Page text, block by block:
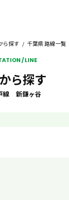
ら探す / 千葉県 路線一覧
/ LINE
ら探す
線 新鎌ヶ谷